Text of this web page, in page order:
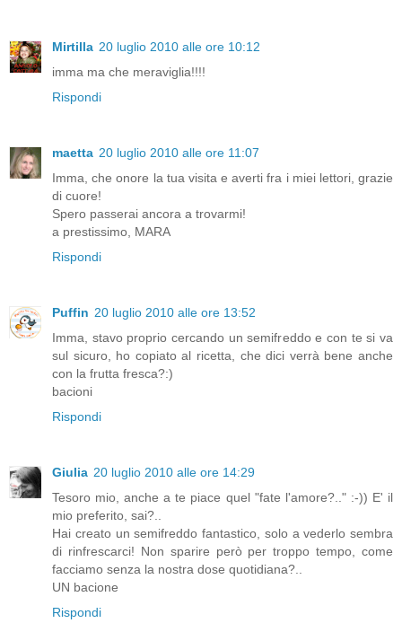
Mirtilla 20 luglio 2010 alle ore 10:12
imma ma che meraviglia!!!!
Rispondi
maetta 20 luglio 2010 alle ore 11:07
Imma, che onore la tua visita e averti fra i miei lettori, grazie
di cuore!
Spero passerai ancora a trovarmi!
a prestissimo, MARA
Rispondi
Puffin 20 luglio 2010 alle ore 13:52
Imma, stavo proprio cercando un semifreddo e con te si va
sul sicuro, ho copiato al ricetta, che dici verrà bene anche
con la frutta fresca?:)
bacioni
Rispondi
Giulia 20 luglio 2010 alle ore 14:29
Tesoro mio, anche a te piace quel "fate l'amore?.." :-)) E' il
mio preferito, sai?..
Hai creato un semifreddo fantastico, solo a vederlo sembra
di rinfrescarci! Non sparire però per troppo tempo, come
facciamo senza la nostra dose quotidiana?..
UN bacione
Rispondi